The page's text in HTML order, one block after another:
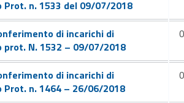
Prot. n. 1533 del 09/07/2018
di incarichi di
prot. N. 1532 – 09/07/2018
di incarichi di
Prot. n. 1464 – 26/06/2018